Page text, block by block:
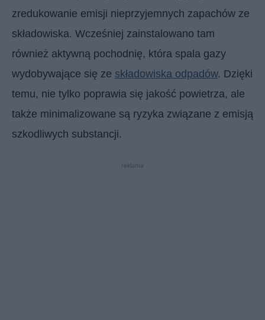
zredukowanie emisji nieprzyjemnych zapachów ze
składowiska. Wcześniej zainstalowano tam
również aktywną pochodnię, która spala gazy
wydobywające się ze składowiska odpadów. Dzięki
temu, nie tylko poprawia się jakość powietrza, ale
także minimalizowane są ryzyka związane z emisją
szkodliwych substancji.
reklama